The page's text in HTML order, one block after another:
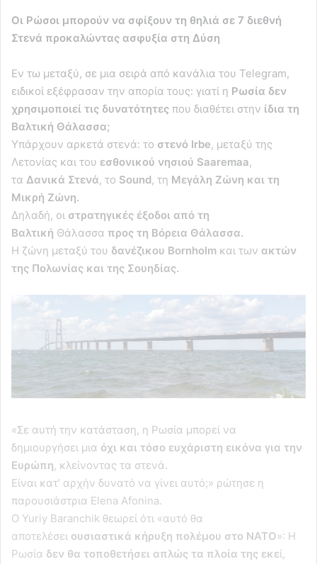
Οι Ρώσοι μπορούν να σφίξουν τη θηλιά σε 7 διεθνή
Στενά προκαλώντας ασφυξία στη Δύση
Εν τω μεταξύ, σε μια σειρά από κανάλια του Telegram,
ειδικοί εξέφρασαν την απορία τους: γιατί η Ρωσία δεν
χρησιμοποιεί τις δυνατότητες που διαθέτει στην ίδια τη
Βαλτική Θάλασσα;
Υπάρχουν αρκετά στενά: το στενό Irbe, μεταξύ της
Λετονίας και του εσθονικού νησιού Saaremaa,
τα Δανικά Στενά, το Sound, τη Μεγάλη Ζώνη και τη
Μικρή Ζώνη.
Δηλαδή, οι στρατηγικές έξοδοι από τη
Βαλτική Θάλασσα προς τη Βόρεια Θάλασσα.
Η ζώνη μεταξύ του δανέζικου Bornholm και των ακτών
της Πολωνίας και της Σουηδίας.
«Σε αυτή την κατάσταση, η Ρωσία μπορεί να
δημιουργήσει μια όχι και τόσο ευχάριστη εικόνα για την
Ευρώπη, κλείνοντας τα στενά.
Είναι κατ’ αρχήν δυνατό να γίνει αυτό;» ρώτησε η
παρουσιάστρια Elena Afonina.
Ο Yuriy Baranchik θεωρεί ότι «αυτό θα
αποτελέσει ουσιαστικά κήρυξη πολέμου στο ΝΑΤΟ»: Η
Ρωσία δεν θα τοποθετήσει απλώς τα πλοία της εκεί,